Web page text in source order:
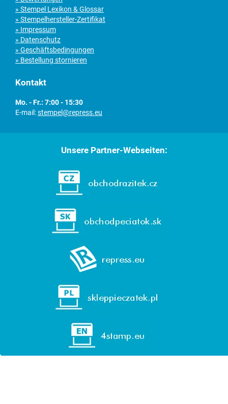
» Stempel Lexikon & Glossar
» Stempelhersteller-Zertifikat
» Impressum
» Datenschutz
» Geschäftsbedingungen
» Bestellung stornieren
Kontakt
Mo. - Fr.: 7:00 - 15:30
E-mail:stempel@repress.eu
Unsere Partner-Webseiten: